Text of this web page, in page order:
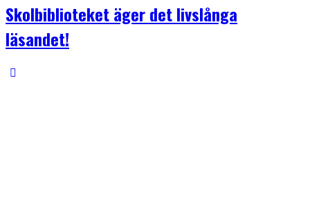
Skolbiblioteket äger det livslånga
läsandet!